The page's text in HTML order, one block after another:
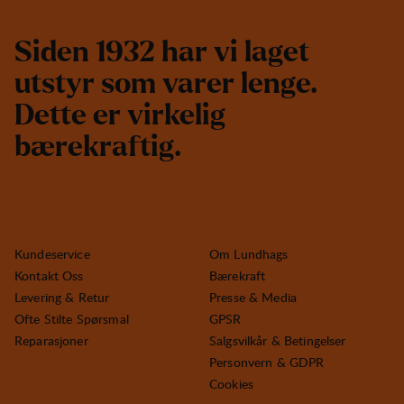
Siden 1932 har vi laget
utstyr som varer lenge.
Dette er virkelig
bærekraftig.
Kundeservice
Kontakt Oss
Levering & Retur
Ofte Stilte Spørsmal
Reparasjoner
Om Lundhags
Bærekraft
Presse & Media
GPSR
Salgsvilkår & Betingelser
Personvern & GDPR
Cookies